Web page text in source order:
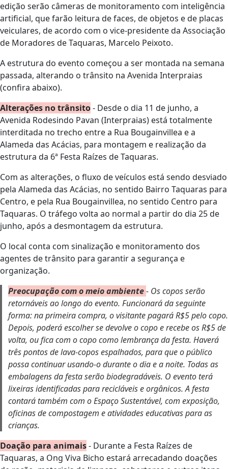
edição serão câmeras de monitoramento com inteligência
artificial, que farão leitura de faces, de objetos e de placas
veiculares, de acordo com o vice-presidente da Associação
de Moradores de Taquaras, Marcelo Peixoto.
A estrutura do evento começou a ser montada na semana
passada, alterando o trânsito na Avenida Interpraias
(confira abaixo).
Alterações no trânsito- Desde o dia 11 de junho, a
Avenida Rodesindo Pavan (Interpraias) está totalmente
interditada no trecho entre a Rua Bougainvillea e a
Alameda das Acácias, para montagem e realização da
estrutura da 6ª Festa Raízes de Taquaras.
Com as alterações, o fluxo de veículos está sendo desviado
pela Alameda das Acácias, no sentido Bairro Taquaras para
Centro, e pela Rua Bougainvillea, no sentido Centro para
Taquaras. O tráfego volta ao normal a partir do dia 25 de
junho, após a desmontagem da estrutura.
O local conta com sinalização e monitoramento dos
agentes de trânsito para garantir a segurança e
organização.
Preocupação com o meio ambiente- Os copos serão
retornáveis ao longo do evento. Funcionará da seguinte
forma: na primeira compra, o visitante pagará R$5 pelo copo.
Depois, poderá escolher se devolve o copo e recebe os R$5 de
volta, ou fica com o copo como lembrança da festa. Haverá
três pontos de lava-copos espalhados, para que o público
possa continuar usando-o durante o dia e a noite. Todas as
embalagens da festa serão biodegradáveis. O evento terá
lixeiras identificadas para recicláveis e orgânicos. A festa
contará também com o Espaço Sustentável, com exposição,
oficinas de compostagem e atividades educativas para as
crianças.
Doação para animais- Durante a Festa Raízes de
Taquaras, a Ong Viva Bicho estará arrecadando doações